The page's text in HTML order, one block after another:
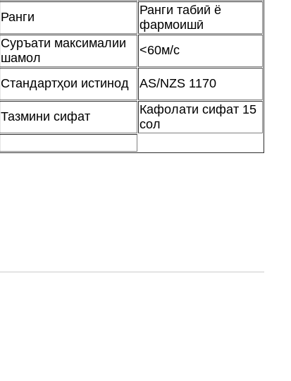
Ранги
Ранги табиӣ ё
фармоишӣ
Суръати максималии
шамол
<60м/с
Стандартҳои истинод AS/NZS 1170
Тазмини сифат
Кафолати сифат 15
сол